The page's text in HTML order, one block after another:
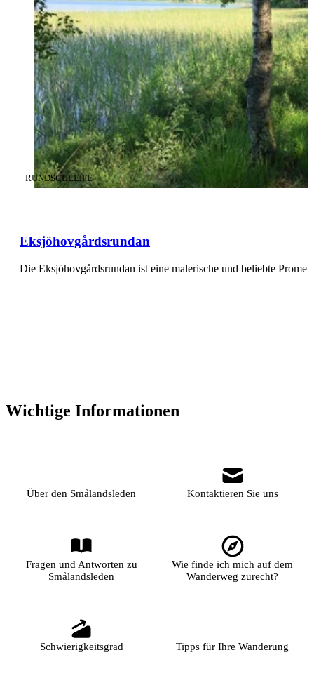
Eksjöhovgårdsrundan
KATEGORIE:
RUNDSCHLEIFE
Die Eksjöhovgårdsrundan ist eine malerische und beliebte
Wichtige Informationen
Über den Smålandsleden Kontaktieren Sie uns
Fragen und Antworten zu
Smålandsleden
Wie finde ich mich auf dem
Wanderweg zurecht?
Schwierigkeitsgrad Tipps für Ihre Wanderung